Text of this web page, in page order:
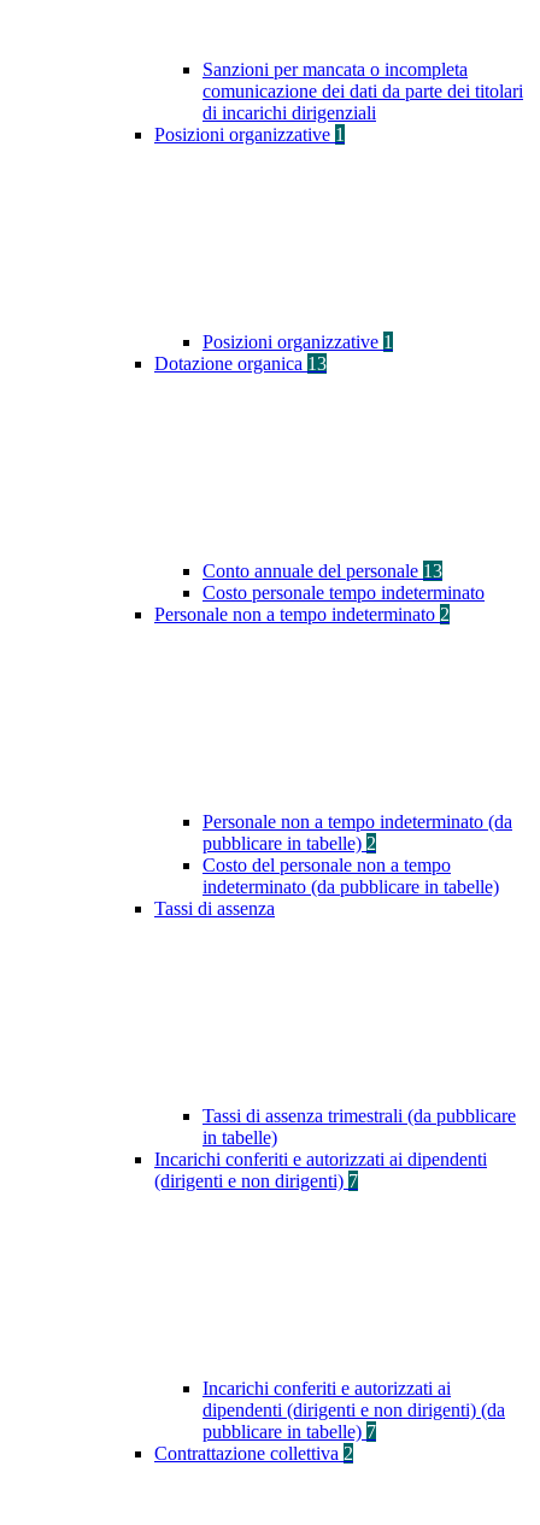
Sanzioni per mancata o incompleta
comunicazione dei dati da parte dei titolari
di incarichi dirigenziali
Posizioni organizzative 1
Posizioni organizzative 1
Dotazione organica 13
Conto annuale del personale 13
Costo personale tempo indeterminato
Personale non a tempo indeterminato 2
Personale non a tempo indeterminato (da
pubblicare in tabelle) 2
Costo del personale non a tempo
indeterminato (da pubblicare in tabelle)
Tassi di assenza
Tassi di assenza trimestrali (da pubblicare
in tabelle)
Incarichi conferiti e autorizzati ai dipendenti
(dirigenti e non dirigenti) 7
Incarichi conferiti e autorizzati ai
dipendenti (dirigenti e non dirigenti) (da
pubblicare in tabelle) 7
Contrattazione collettiva 2